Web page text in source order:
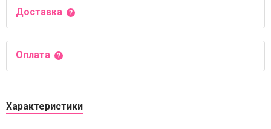
Доставка
Оплата
Характеристики